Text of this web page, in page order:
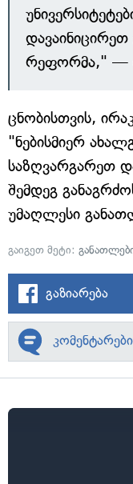
რეფორმა," —
ცნობისთვის,
"ნებისმიერ
საზღვარგარეთ
შემდეგ
უმაღლესი
გაიგეთ მეტი:
გაზიარება
კომენტარები